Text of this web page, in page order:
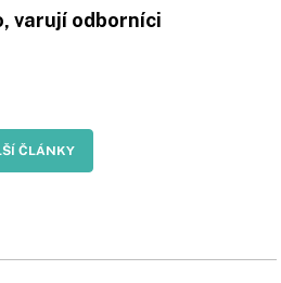
varují odborníci
ČLÁNKY